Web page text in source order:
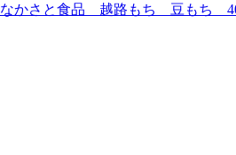
なかさと食品 越路もち 豆もち